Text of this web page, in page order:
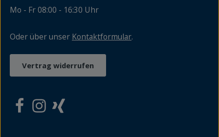
Mo - Fr 08:00 - 16:30 Uhr
Oder über unser Kontaktformular.
Vertrag widerrufen